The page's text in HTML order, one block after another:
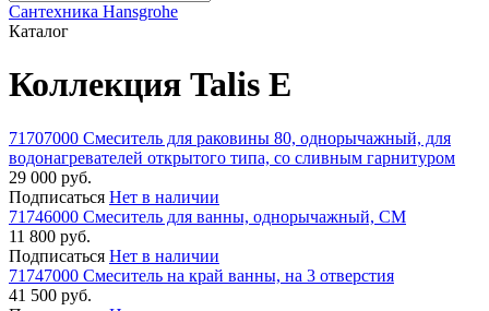
Сантехника Hansgrohe
Каталог
Коллекция Talis E
71707000 Смеситель для раковины 80, однорычажный, для
водонагревателей открытого типа, со сливным гарнитуром
29 000 руб.
Подписаться Нет в наличии
71746000 Смеситель для ванны, однорычажный, СМ
11 800 руб.
Подписаться Нет в наличии
71747000 Смеситель на край ванны, на 3 отверстия
41 500 руб.